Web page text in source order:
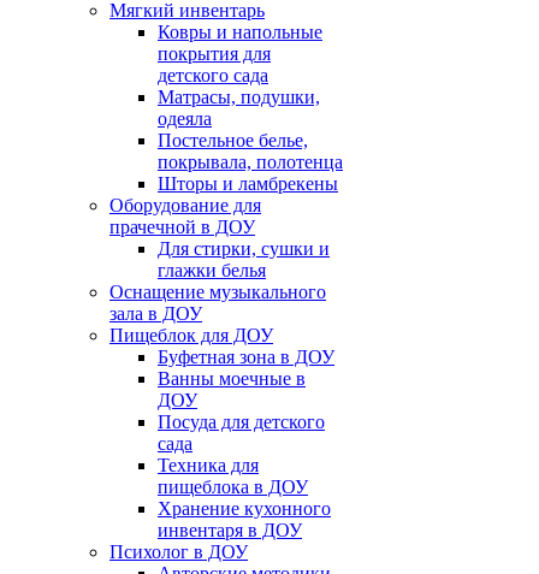
Мягкий инвентарь
Ковры и напольные
покрытия для
детского сада
Матрасы, подушки,
одеяла
Постельное белье,
покрывала, полотенца
Шторы и ламбрекены
Оборудование для
прачечной в ДОУ
Для стирки, сушки и
глажки белья
Оснащение музыкального
зала в ДОУ
Пищеблок для ДОУ
Буфетная зона в ДОУ
Ванны моечные в
ДОУ
Посуда для детского
сада
Техника для
пищеблока в ДОУ
Хранение кухонного
инвентаря в ДОУ
Психолог в ДОУ